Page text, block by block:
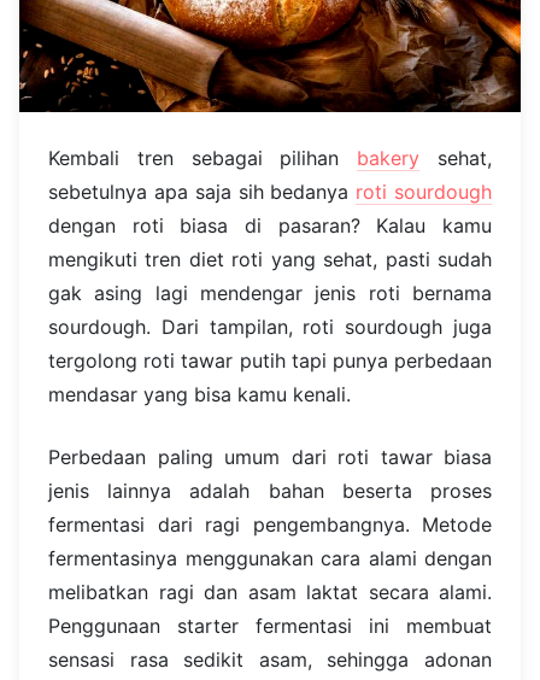
Kembali tren sebagai pilihan bakery sehat,
sebetulnya apa saja sih bedanya roti sourdough
dengan roti biasa di pasaran? Kalau kamu
mengikuti tren diet roti yang sehat, pasti sudah
gak asing lagi mendengar jenis roti bernama
sourdough. Dari tampilan, roti sourdough juga
tergolong roti tawar putih tapi punya perbedaan
mendasar yang bisa kamu kenali.
Perbedaan paling umum dari roti tawar biasa
jenis lainnya adalah bahan beserta proses
fermentasi dari ragi pengembangnya. Metode
fermentasinya menggunakan cara alami dengan
melibatkan ragi dan asam laktat secara alami.
Penggunaan starter fermentasi ini membuat
sensasi rasa sedikit asam, sehingga adonan